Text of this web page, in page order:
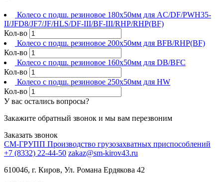
Колесо c подш. резиновое 180х50мм для AC/DF/PWH35-
II/JFD8/JF7/JF/HLS/DF-III/BF-III/RHP/RHP(BF)
Кол-во
Колесо с подш. резиновое 200х50мм для BFB/RHP(BF)
Кол-во
Колесо с подш. резиновое 160х50мм для DB/BFC
Кол-во
Колесо с подш. резиновое 250х50мм для HW
Кол-во
У вас остались вопросы?
Закажите обратный звонок и мы вам перезвоним
Заказать звонок
СМ-ГРУПП Производство грузозахватных приспособлений
+7 (8332) 22-44-50 zakaz@sm-kirov43.ru
610046, г. Киров, Ул. Романа Ердякова 42